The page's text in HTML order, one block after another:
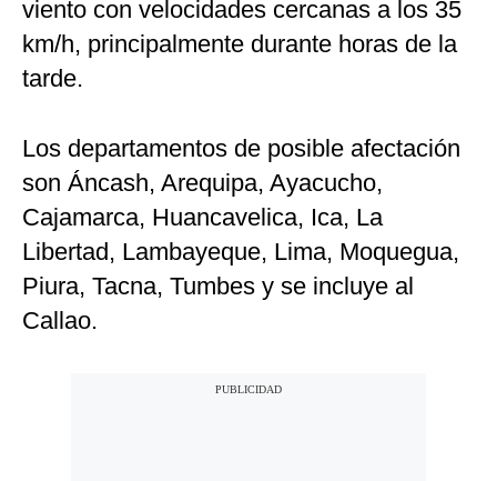
viento con velocidades cercanas a los 35
km/h, principalmente durante horas de la
tarde.
Los departamentos de posible afectación
son Áncash, Arequipa, Ayacucho,
Cajamarca, Huancavelica, Ica, La
Libertad, Lambayeque, Lima, Moquegua,
Piura, Tacna, Tumbes y se incluye al
Callao.